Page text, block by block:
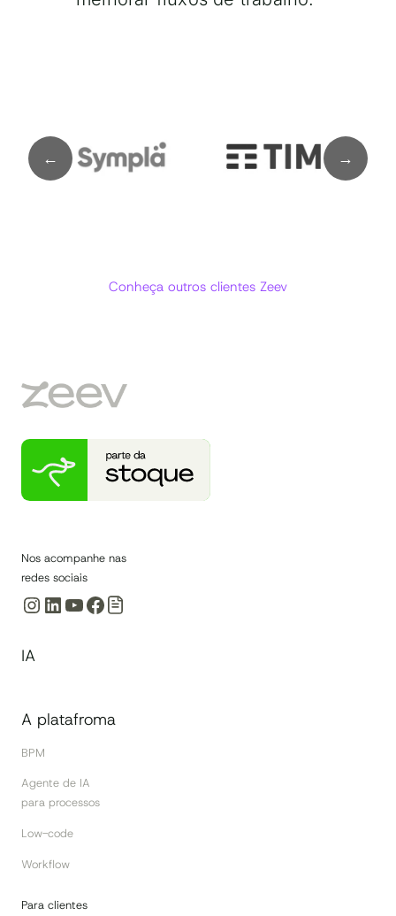
Conheça outros clientes Zeev
Nos acompanhe nas
redes sociais
Instagram
LinkedIn
Youtube
Facebook
IA
A platafroma
BPM
Agente de IA
para processos
Low-code
Workflow
Para clientes